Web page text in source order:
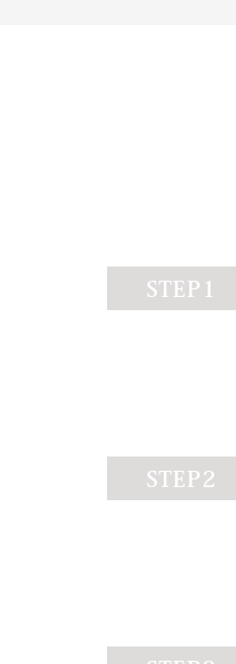
STEP1
STEP2